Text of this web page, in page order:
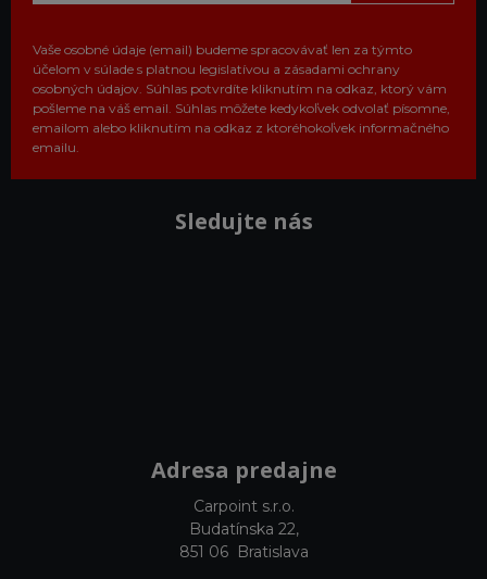
Vaše osobné údaje (email) budeme spracovávať len za týmto
účelom v súlade s platnou legislatívou a zásadami ochrany
osobných údajov. Súhlas potvrdíte kliknutím na odkaz, ktorý vám
pošleme na váš email. Súhlas môžete kedykoľvek odvolať písomne,
emailom alebo kliknutím na odkaz z ktoréhokoľvek informačného
emailu.
Sledujte nás
Adresa predajne
Carpoint s.r.o.
Budatínska 22,
851 06 Bratislava